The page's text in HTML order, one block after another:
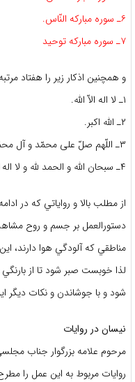
۶ـ سوره مباركه النّاس.
۷ـ سوره مباركه توحيد
و همچنين اذكار زير را هفتاد
۱ـ لا اله الاّ اللّه.
۲ـ اللّه اکبر.
۳ـ اللّهم صلّ على محمّد و آل محمّد.
۴ـ سبحان اللّه و الحمد للّه و لا اله الاّ اللّه و اللّه اکبر.
از مطلب بالا و رواياتي كه در
دستورالعمل بر جسم و روح
مناطقي كه آلودگي هوا دارند،
لذا خوبست صبر شود تا از
شود و با جوشاندن و نكات ديگر
نيسان در روايات
مرحوم علامه بزرگوار جناب
روايات مربوط به اين عمل را مطرح